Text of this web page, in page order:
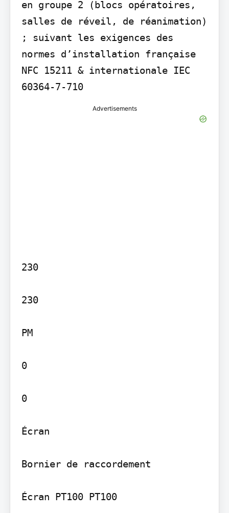
en groupe 2 (blocs opératoires,
salles de réveil, de réanimation)
; suivant les exigences des
normes d’installation française
NFC 15211 & internationale IEC
60364-7-710
Advertisements
230
230
PM
0
0
Écran
Bornier de raccordement
Écran PT100 PT100